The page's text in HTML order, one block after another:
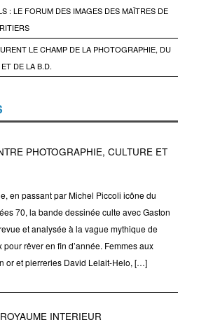
: LE FORUM DES IMAGES DES MAÎTRES DE
LE CHAMP DE LA PHOTOGRAPHIE, DU
DE LA B.D.
PHOTOGRAPHIE, CULTURE ET
en passant par Michel Piccoli icône du
70, la bande dessinée culte avec Gaston
et analysée à la vague mythique de
rêver en fin d’année. Femmes aux
or et pierreries David Lelait-Helo, […]
INTERIEUR